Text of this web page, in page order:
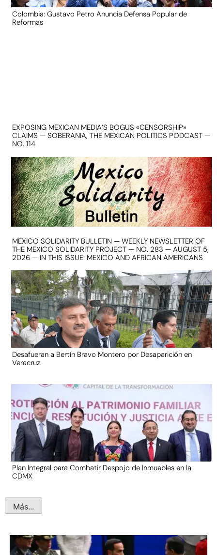
Colombia: Gustavo Petro Anuncia Defensa Popular de
Reformas
EXPOSING MEXICAN MEDIA’S BOGUS «CENSORSHIP»
CLAIMS — SOBERANIA, THE MEXICAN POLITICS PODCAST —
NO. 114
MEXICO SOLIDARITY BULLETIN — WEEKLY NEWSLETTER OF
THE MEXICO SOLIDARITY PROJECT — NO. 283 — AUGUST 5,
2026 — IN THIS ISSUE: MEXICO AND AFRICAN AMERICANS
Desafueran a Bertín Bravo Montero por Desaparición en
Veracruz
Plan Integral para Combatir Despojo de Inmuebles en la
CDMX
Más...